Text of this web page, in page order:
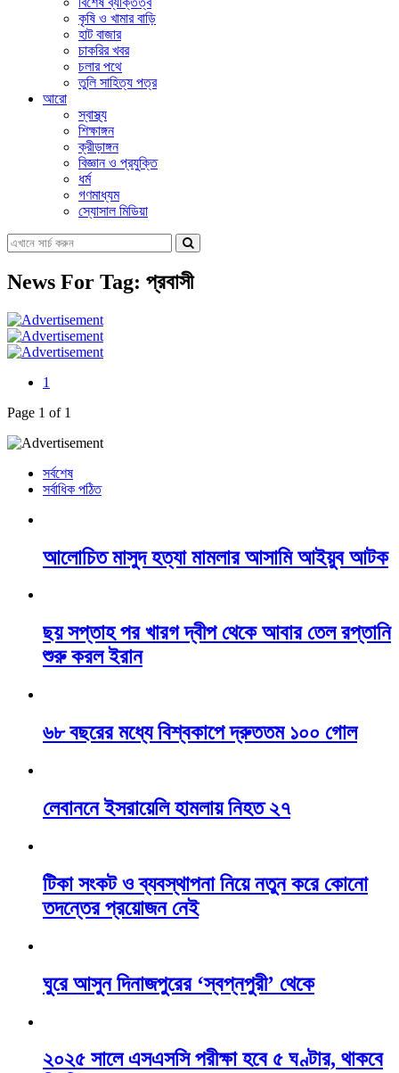
কৃষি ও খামার বাড়ি
হাট বাজার
চাকরির খবর
চলার পথে
তুলি সাহিত্য পত্র
আরো
স্বাস্থ্য
শিক্ষাঙ্গন
ক্রীড়াঙ্গন
বিজ্ঞান ও প্রযুক্তি
ধর্ম
গণমাধ্যম
স্যোসাল মিডিয়া
News For Tag: প্রবাসী
1
Page 1 of 1
সর্বশেষ
সর্বাধিক পঠিত
আলোচিত মাসুদ হত্যা মামলার আসামি আইয়ুব আটক
ছয় সপ্তাহ পর খারগ দ্বীপ থেকে আবার তেল রপ্তানি
শুরু করল ইরান
৬৮ বছরের মধ্যে বিশ্বকাপে দ্রুততম ১০০ গোল
লেবাননে ইসরায়েলি হামলায় নিহত ২৭
টিকা সংকট ও ব্যবস্থাপনা নিয়ে নতুন করে কোনো
তদন্তের প্রয়োজন নেই
ঘুরে আসুন দিনাজপুরের ‘স্বপ্নপুরী’ থেকে
২০২৫ সালে এসএসসি পরীক্ষা হবে ৫ ঘণ্টার, থাকবে